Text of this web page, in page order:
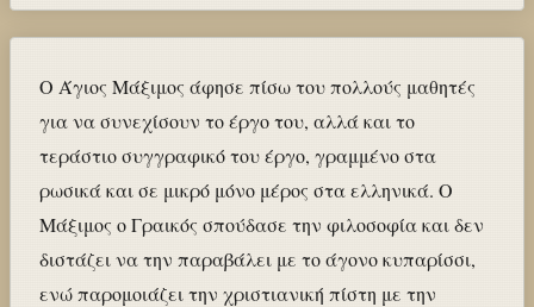
Ο Άγιος Μάξιμος άφησε πίσω του πολλούς μαθητές
για να συνεχίσουν το έργο του, αλλά και το
τεράστιο συγγραφικό του έργο, γραμμένο στα
ρωσικά και σε μικρό μόνο μέρος στα ελληνικά. Ο
Μάξιμος ο Γραικός σπούδασε την φιλοσοφία και δεν
διστάζει να την παραβάλει με το άγονο κυπαρίσσι,
ενώ παρομοιάζει την χριστιανική πίστη με την